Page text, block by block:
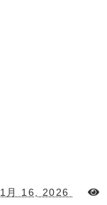
1月 16, 2026